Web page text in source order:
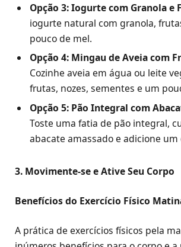
Opção 3: Iogurte com Granola e
iogurte natural com granola,
pouco de mel.
Opção 4: Mingau de Aveia com
Cozinhe aveia em água ou leite
frutas, nozes, sementes e um
Opção 5: Pão Integral com
Toste uma fatia de pão integral,
abacate amassado e adicione um
3. Movimente-se e Ative Seu Corpo
Benefícios do Exercício Físico
A prática de exercícios físicos pela